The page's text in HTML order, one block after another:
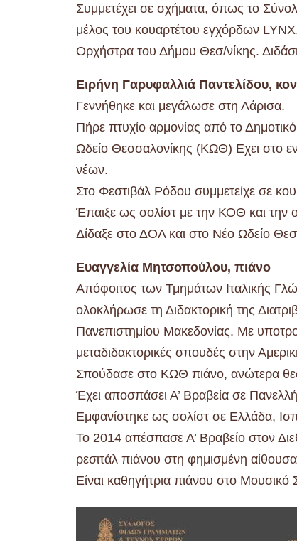
Συμμετέχει σε σχήματα, όπως το
μέλος του κουαρτέτου εγχόρδων
Ορχήστρα του Δήμου Θεσ/νίκης.
Ειρήνη Γαρυφαλλιά Παντελίδου,
Γεννήθηκε και μεγάλωσε στη Λάρισα.
Πήρε πτυχίο αρμονίας από το
Ωδείο Θεσσαλονίκης (ΚΩΘ) Εχει στο
νέων.
Στο Φεστιβάλ Ρόδου συμμετείχε σε
Έπαιξε ως σολίστ με την ΚΟΘ και
Δίδαξε στο ΔΟΛ και στο Νέο Ωδείο
Ευαγγελία Μητσοπούλου, πιάνο
Απόφοιτος των Τμημάτων Ιταλικής
ολοκλήρωσε τη Διδακτορική της
Πανεπιστημίου Μακεδονίας. Με
μεταδιδακτορικές σπουδές στην
Σπούδασε στο ΚΩΘ πιάνο, ανώτερα
Έχει αποσπάσει Α’ Βραβεία σε
Εμφανίστηκε ως σολίστ σε Ελλάδα,
Το 2014 απέσπασε Α’ Βραβείο στον
ρεσιτάλ πιάνου στη φημισμένη
Είναι καθηγήτρια πιάνου στο Μουσικό